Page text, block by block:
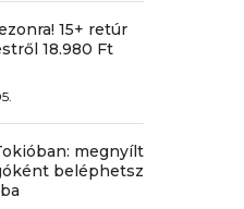
15+ retúr
18.980 Ft
megnyílt
beléphetsz